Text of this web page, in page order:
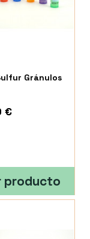
Gránulos
€
producto